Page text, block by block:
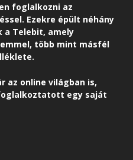
foglalkozni az
Ezekre épült néhány
a Telebit, amely
több mint másfél
az online világban is,
egy saját